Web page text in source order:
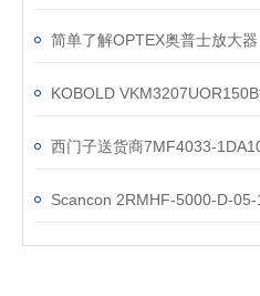
简单了解OPTEX奥普士放大器